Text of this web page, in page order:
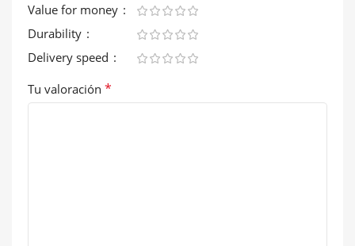
Value for money
Durability
Delivery speed
Tu valoración *